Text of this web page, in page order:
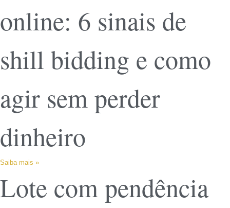
online: 6 sinais de
shill bidding e como
agir sem perder
dinheiro
Saiba mais »
Lote com pendência